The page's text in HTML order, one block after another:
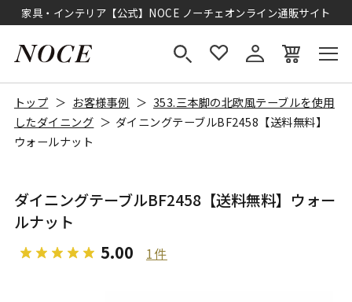
家具・インテリア【公式】NOCE ノーチェオンライン通販サイト
トップ お客様事例
353.三本脚の北欧風テーブルを使用
したダイニング
ダイニングテーブルBF2458【送料無料】
ウォールナット
ダイニングテーブルBF2458【送料無料】ウォー
ルナット
5.00 1件